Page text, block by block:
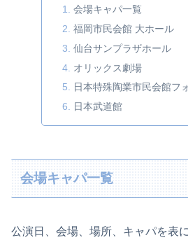
会場キャパ一覧
福岡市民会館 大ホール
仙台サンプラザホール
オリックス劇場
日本特殊陶業市民会館フ
日本武道館
会場キャパ一覧
公演日、会場、場所、キャパを表